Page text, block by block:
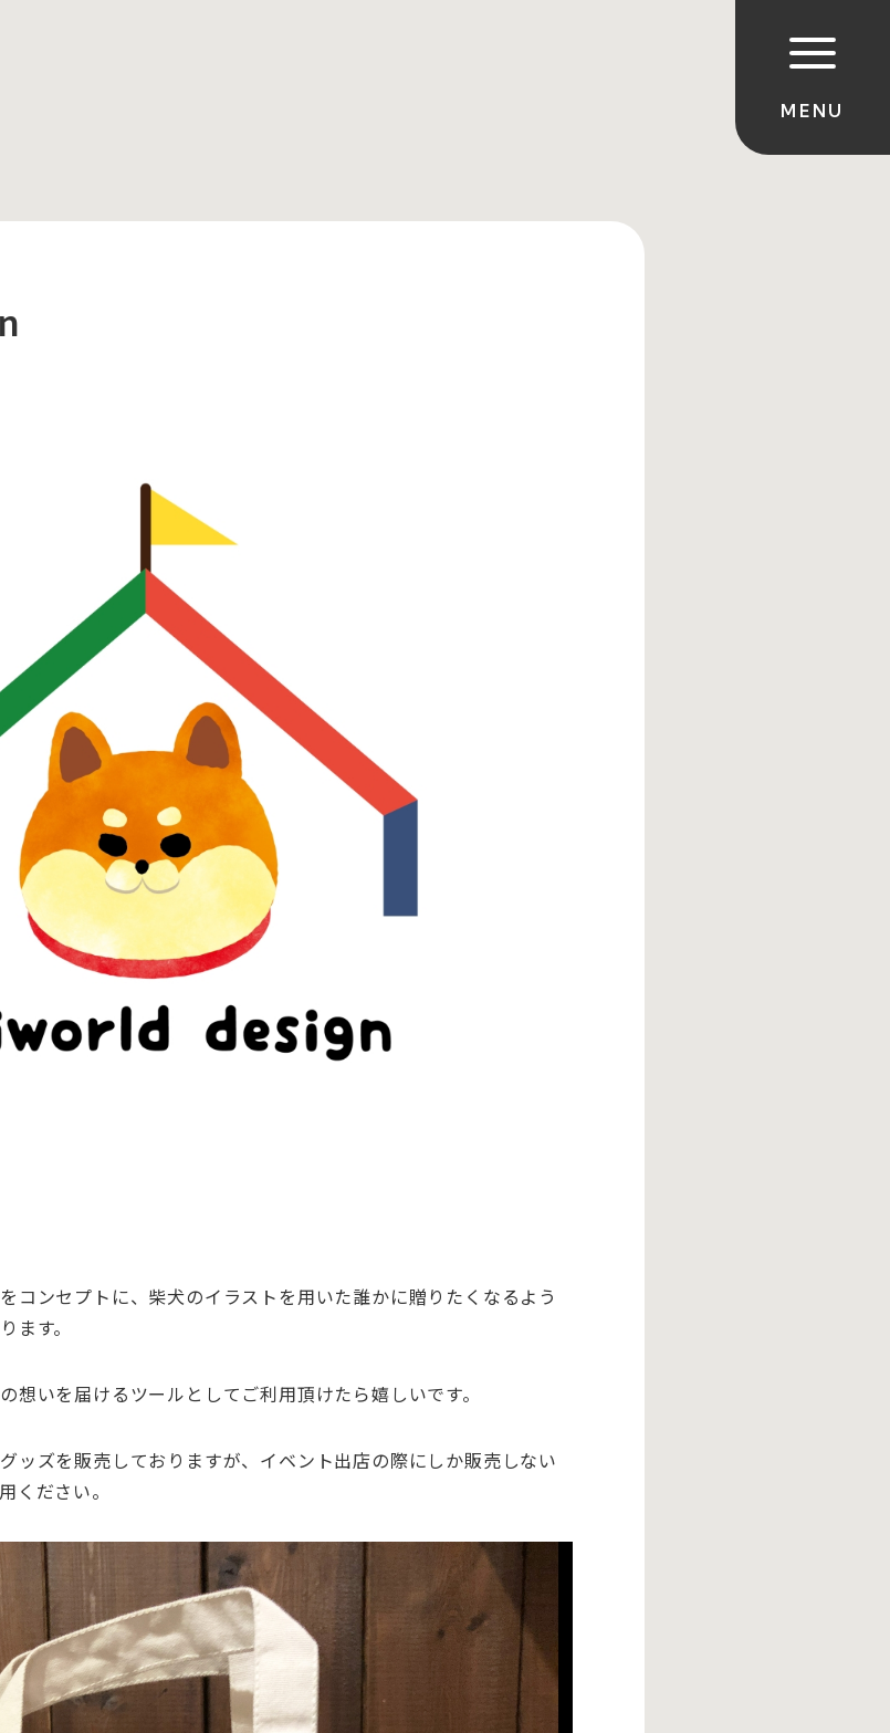
コンセプトに、 柴犬のイラストを用いた誰かに贈りたくなるよう
ります。
想いを届けるツールと してご利用頂けたら嬉しいです。
ッズを販売しておりますが、 イベント出店の際にしか販売しない
くださ い。